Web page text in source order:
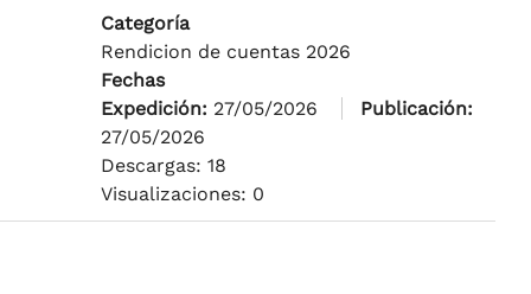
Categoría
Rendicion de cuentas 2026
Fechas
Expedición: 27/05/2026
Publicación:
27/05/2026
Descargas: 18
Visualizaciones: 0